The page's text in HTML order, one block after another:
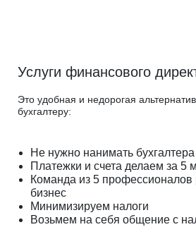
Услуги финансового
Это удобная и недорогая
бухгалтеру:
Не нужно нанимать бухгалтера
Платежки и счета делаем за 5
Команда из 5
бизнес
Минимизируем налоги
Возьмем на себя общение с